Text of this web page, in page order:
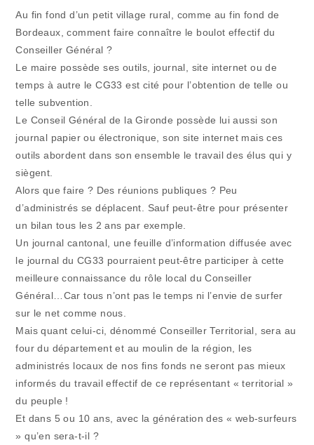
Au fin fond d’un petit village rural, comme au fin fond de
Bordeaux, comment faire connaître le boulot effectif du
Conseiller Général ?
Le maire possède ses outils, journal, site internet ou de
temps à autre le CG33 est cité pour l’obtention de telle ou
telle subvention.
Le Conseil Général de la Gironde possède lui aussi son
journal papier ou électronique, son site internet mais ces
outils abordent dans son ensemble le travail des élus qui y
siègent.
Alors que faire ? Des réunions publiques ? Peu
d’administrés se déplacent. Sauf peut-être pour présenter
un bilan tous les 2 ans par exemple.
Un journal cantonal, une feuille d’information diffusée avec
le journal du CG33 pourraient peut-être participer à cette
meilleure connaissance du rôle local du Conseiller
Général…Car tous n’ont pas le temps ni l’envie de surfer
sur le net comme nous.
Mais quant celui-ci, dénommé Conseiller Territorial, sera au
four du département et au moulin de la région, les
administrés locaux de nos fins fonds ne seront pas mieux
informés du travail effectif de ce représentant « territorial »
du peuple !
Et dans 5 ou 10 ans, avec la génération des « web-surfeurs
» qu’en sera-t-il ?